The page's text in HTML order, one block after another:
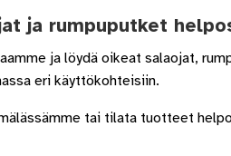
ja rumpuputket
ja löydä oikeat salaojat,
eri käyttökohteisiin.
tai tilata tuotteet